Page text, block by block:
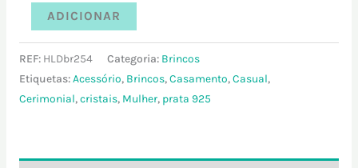
ADICIONAR
REF: HLDbr254 Categoria: Brincos
Etiquetas:Acessório, Brincos,Casamento,Casual,
Cerimonial,cristais, Mulher, prata 925